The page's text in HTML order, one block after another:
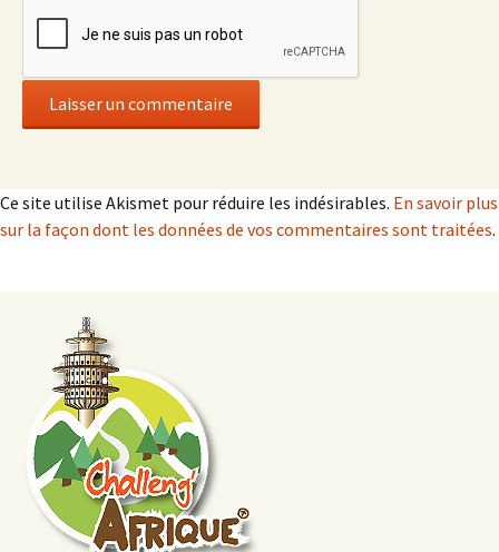
Ce site utilise Akismet pour réduire les indésirables. En savoir plus
sur la façon dont les données de vos commentaires sont traitées.